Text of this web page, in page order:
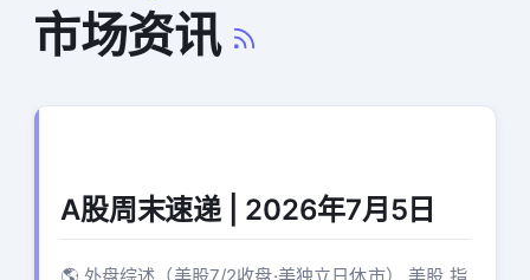
市场资讯
A股周末速递 | 2026年7月5日